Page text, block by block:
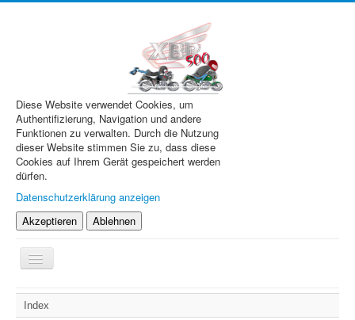
Diese Website verwendet Cookies, um
Authentifizierung, Navigation und andere
Funktionen zu verwalten. Durch die Nutzung
dieser Website stimmen Sie zu, dass diese
Cookies auf Ihrem Gerät gespeichert werden
dürfen.
Datenschutzerklärung anzeigen
Akzeptieren
Ablehnen
Navigation
an/aus
XBR.de
Index